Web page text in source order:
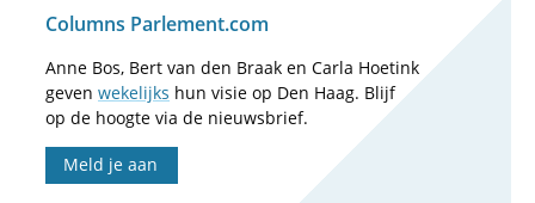
Columns Parlement.com
Anne Bos, Bert van den Braak en Carla Hoetink
geven wekelijks hun visie op Den Haag. Blijf
op de hoogte via de nieuwsbrief.
Meld je aan